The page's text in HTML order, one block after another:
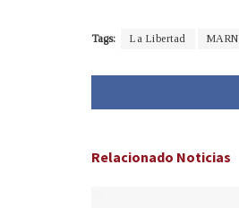
Tags: La Libertad MARN
Relacionado Noticias